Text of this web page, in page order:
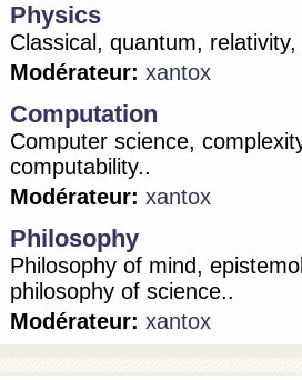
Physics
Classical, quantum,
Modérateur: xantox
Computation
Computer science,
computability..
Modérateur: xantox
Philosophy
Philosophy of mind,
philosophy of science..
Modérateur: xantox